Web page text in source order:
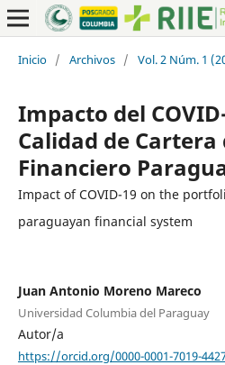
Inicio / Archivos / Vol. 2 Núm. 1
Impacto del
Calidad de Cartera
Financiero
Impact of COVID-19 on the
paraguayan financial system
Juan Antonio Moreno Mareco
Universidad Columbia del Paraguay
Autor/a
https://orcid.org/0000-0001-7019-